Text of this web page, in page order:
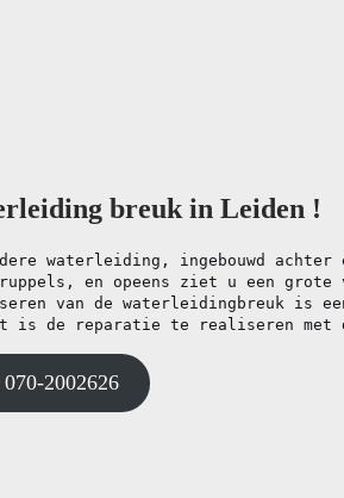
breuk in Leiden !
waterleiding, ingebouwd
en opeens ziet u een
van de waterleidingbreuk is
is de reparatie te realiseren met
2002626